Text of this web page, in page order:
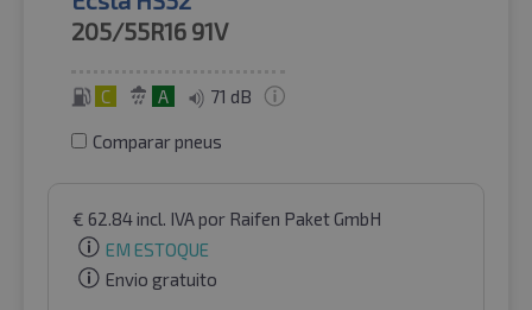
205/55R16 91V
C A 71 dB
Comparar pneus
€ 62.84incl. IVApor Raifen Paket GmbH
EM ESTOQUE
Envio gratuito